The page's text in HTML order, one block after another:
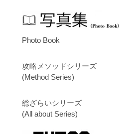
Photo Book
攻略メソッドシリーズ
(Method Series)
総ざらいシリーズ
(All about Series)